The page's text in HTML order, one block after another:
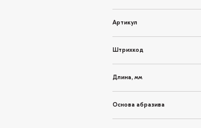
Артикул
Штрихкод
Длина, мм
Основа абразива